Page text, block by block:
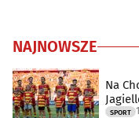
NAJNOWSZE
Na
SPORT